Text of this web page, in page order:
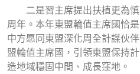
二是習主席提出扶植更為
周年。本年東盟輪值主席國恰
中方愿同東盟深化周全計謀伙
盟輪值主席國，引領東盟保持
造地域穩固中間、成長窪地。